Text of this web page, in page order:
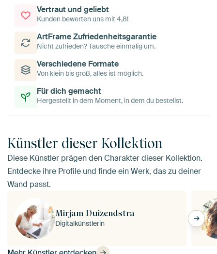
Vertraut und geliebt
Kunden bewerten uns mit 4,8!
ArtFrame Zufriedenheitsgarantie
Nicht zufrieden? Tausche einmalig um.
Verschiedene Formate
Von klein bis groß, alles ist möglich.
Für dich gemacht
Hergestellt in dem Moment, in dem du bestellst.
Künstler dieser Kollektion
Diese Künstler prägen den Charakter dieser Kollektion.
Entdecke ihre Profile und finde ein Werk, das zu deiner
Wand passt.
Mirjam Duizendstra
Digitalkünstlerin